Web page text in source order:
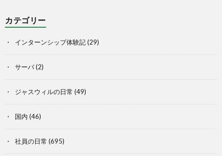
カテゴリー
インターンシップ体験記(29)
サーバ(2)
ジャスウィルの日常 (49)
国内 (46)
社員の日常 (695)